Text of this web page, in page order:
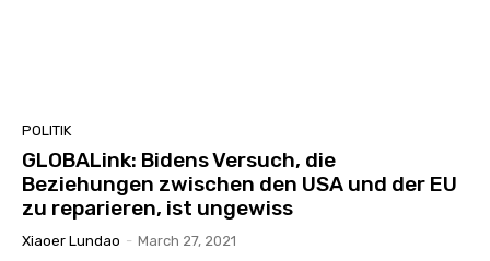
POLITIK
GLOBALink: Bidens Versuch, die
Beziehungen zwischen den USA und der EU
zu reparieren, ist ungewiss
Xiaoer Lundao - March 27, 2021